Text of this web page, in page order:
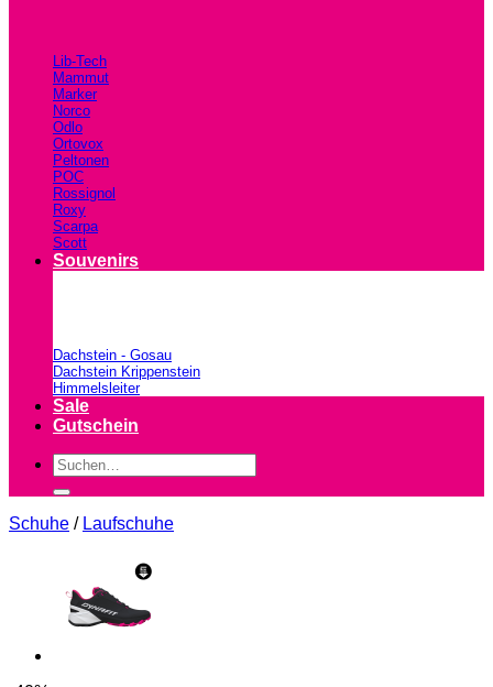
Lib-Tech
Mammut
Marker
Norco
Odlo
Ortovox
Peltonen
POC
Rossignol
Roxy
Scarpa
Scott
Souvenirs
Dachstein - Gosau
Dachstein Krippenstein
Himmelsleiter
Sale
Gutschein
Suchen
nach:
Schuhe / Laufschuhe